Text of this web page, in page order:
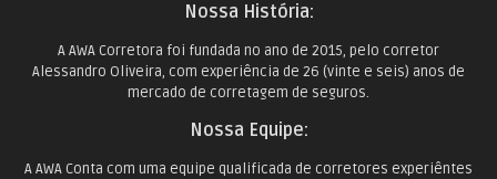
Nossa História:
A AWA Corretora foi fundada no ano de 2015, pelo corretor
Alessandro Oliveira, com experiência de 26 (vinte e seis) anos de
mercado de corretagem de seguros.
Nossa Equipe:
A AWA Conta com uma equipe qualificada de corretores experiêntes